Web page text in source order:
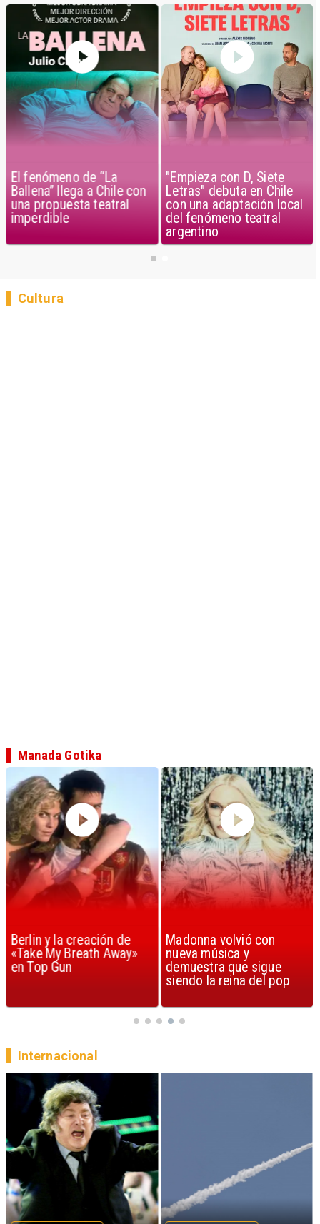
El fenómeno de “La
Ballena” llega a Chile con
una propuesta teatral
imperdible
"Empieza con D, Siete
Letras" debuta en Chile
con una adaptación local
del fenómeno teatral
argentino
Cultura
Berlin y la creación de
«Take My Breath Away»
en Top Gun
Madonna volvió con
nueva música y
demuestra que sigue
siendo la reina del pop
Manada Gotika
Internacional